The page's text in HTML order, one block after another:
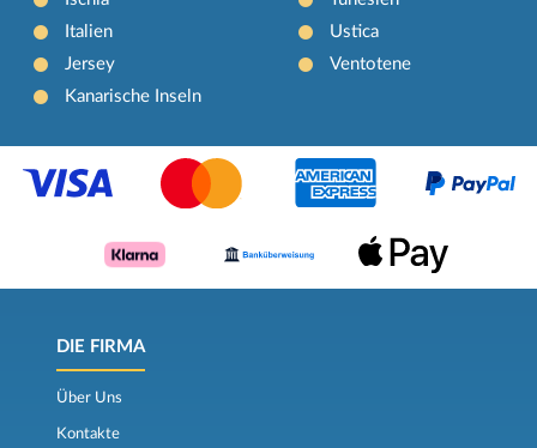
Italien
Jersey
Kanarische Inseln
Ustica
Ventotene
DIE FIRMA
Über Uns
Kontakte